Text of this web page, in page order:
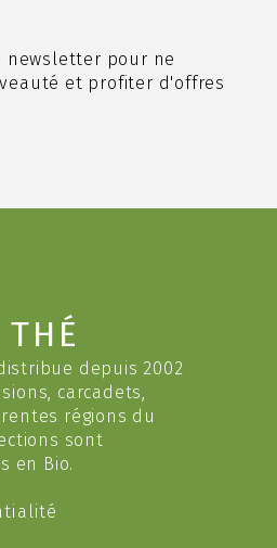
newsletter pour ne
et profiter d'offres
depuis 2002
carcadets,
régions du
sont
en Bio.